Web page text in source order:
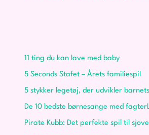
11 ting du kan lave med baby
5 Seconds Stafet – Årets familiespil
5 stykker legetøj, der udvikler
De 10 bedste børnesange med fagter